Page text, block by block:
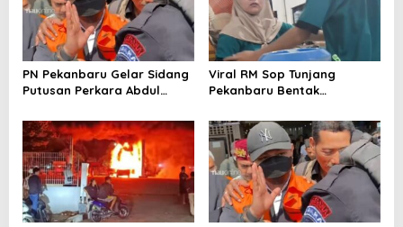
PN Pekanbaru Gelar Sidang
Putusan Perkara Abdul
Viral RM Sop Tunjang
Pekanbaru Bentak
Maaf